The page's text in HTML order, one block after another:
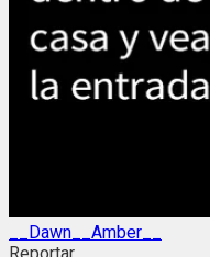
__Dawn__Amber__